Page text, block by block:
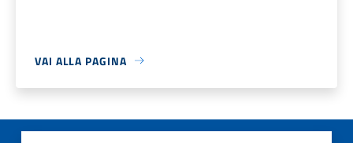
VAI ALLA PAGINA